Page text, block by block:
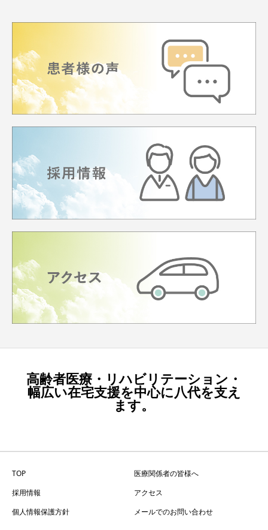
高齢者医療・リハビリテーション・
幅広い在宅支援を中心に八代を支え
ます。
TOP
医療関係者の皆様へ
採用情報
アクセス
個人情報保護方針
メールでのお問い合わせ